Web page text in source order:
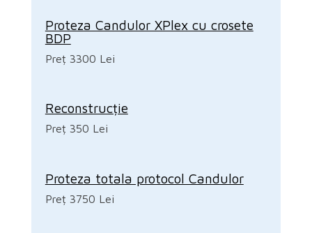
Proteza Candulor XPlex cu crosete
BDP
Preț 3300 Lei
Reconstrucție
Preț 350 Lei
Proteza totala protocol Candulor
Preț 3750 Lei